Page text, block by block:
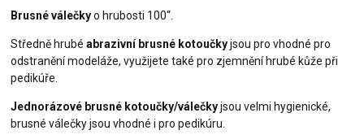
Brusné válečkyo hrubosti 100‘‘.
Středně hrubé abrazivní brusné kotoučkyjsou pro vhodné pro
odstranění modeláže, využijete také pro zjemnění hrubé kůže při
pedikúře.
Jednorázové brusné kotoučky/válečkyjsou velmi hygienické,
brusné válečky jsou vhodné i pro pedikúru.